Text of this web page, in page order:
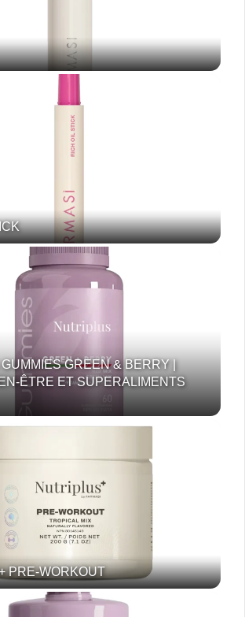
GREEN & BERRY |
ÊTRE ET SUPERALIMENTS
PRE-WORKOUT